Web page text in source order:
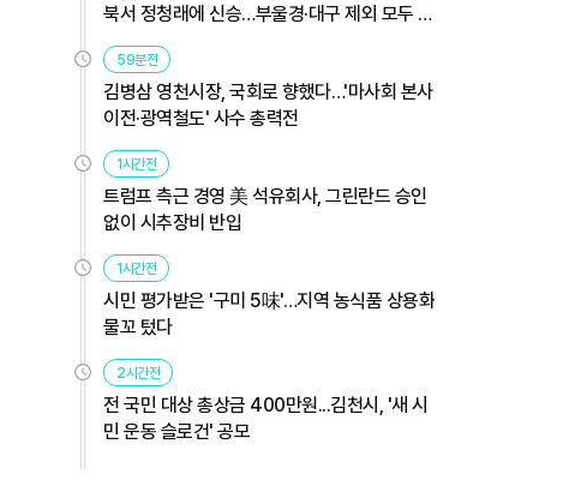
북서 정청래에 신승…부울경·대구 제외 모두 웃
었다 外
59분전
김병삼 영천시장, 국회로 향했다…'마사회 본사
이전·광역철도' 사수 총력전
1시간전
트럼프 측근 경영 美 석유회사, 그린란드 승인
없이 시추장비 반입
1시간전
시민 평가받은 '구미 5味'…지역 농식품 상용화
물꼬 텄다
2시간전
전 국민 대상 총상금 400만원...김천시, '새 시
민 운동 슬로건' 공모